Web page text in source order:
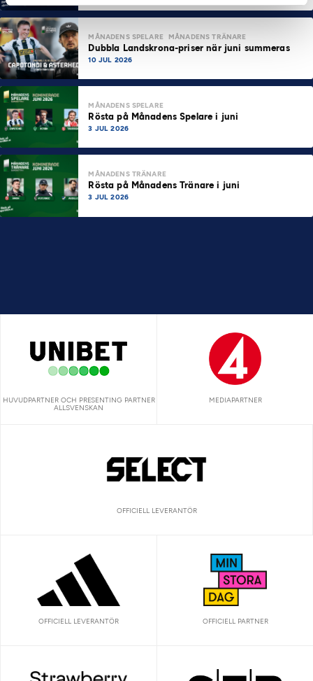
MÅNADENS SPELARE MÅNADENS TRÄNARE
Dubbla Landskrona-priser när juni summeras
10 JUL 2026
MÅNADENS SPELARE
Rösta på Månadens Spelare i juni
3 JUL 2026
MÅNADENS TRÄNARE
Rösta på Månadens Tränare i juni
3 JUL 2026
HUVUDPARTNER OCH PRESENTING PARTNER
ALLSVENSKAN
MEDIAPARTNER
OFFICIELL LEVERANTÖR
OFFICIELL LEVERANTÖR OFFICIELL PARTNER